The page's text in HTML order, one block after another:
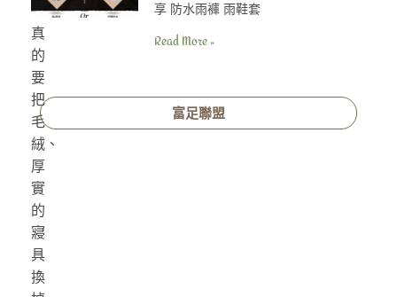
啊
真
的
要
把
毛
絨、
厚
實
的
寢
具
換
享 防水雨褲 雨鞋套
Read More »
富足聯盟